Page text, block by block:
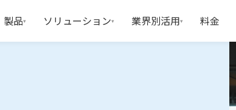
製品▾ ソリューション▾ 業界別活用▾ 料金